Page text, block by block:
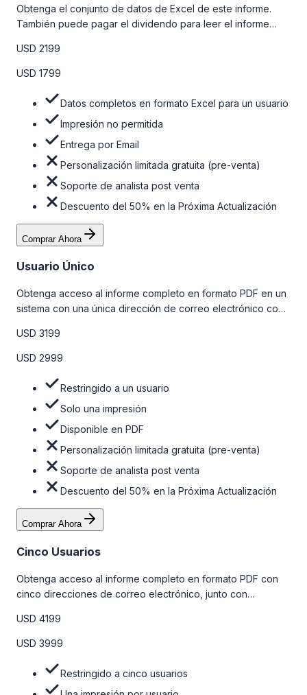
Obtenga el conjunto de datos de Excel de este informe.
También puede pagar el dividendo para leer el informe
la tabla de precios a continuación.
USD 2199
USD 1799
Datos completos en formato Excel para un usuario
Impresión no permitida
Entrega por Email
Personalización limitada gratuita (pre-venta)
Soporte de analista post venta
Descuento del 50% en la Próxima Actualización
Comprar Ahora
Usuario Único
Obtenga acceso al informe completo en formato PDF en un
sistema con una única dirección de correo electrónico con
la tabla de precios a continuación.
USD 3199
USD 2999
Restringido a un usuario
Solo una impresión
Disponible en PDF
Personalización limitada gratuita (pre-venta)
Soporte de analista post venta
Descuento del 50% en la Próxima Actualización
Comprar Ahora
Cinco Usuarios
Obtenga acceso al informe completo en formato PDF con
cinco direcciones de correo electrónico, junto con
venta y el soporte post-venta de nuestros analistas. Para
obtener más información, consulte la tabla de precios a
USD 4199
USD 3999
Restringido a cinco usuarios